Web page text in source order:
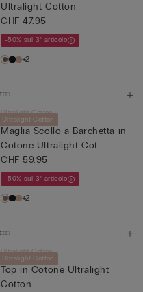
Ultralight Cotton
CHF 47.95
-50% sul 3° articolo
+2
Ultralight Cotton
Ultralight Cotton
Maglia Scollo a Barchetta in
Cotone Ultralight Cot...
CHF 59.95
-50% sul 3° articolo
+2
Ultralight Cotton
Ultralight Cotton
Top in Cotone Ultralight
Cotton